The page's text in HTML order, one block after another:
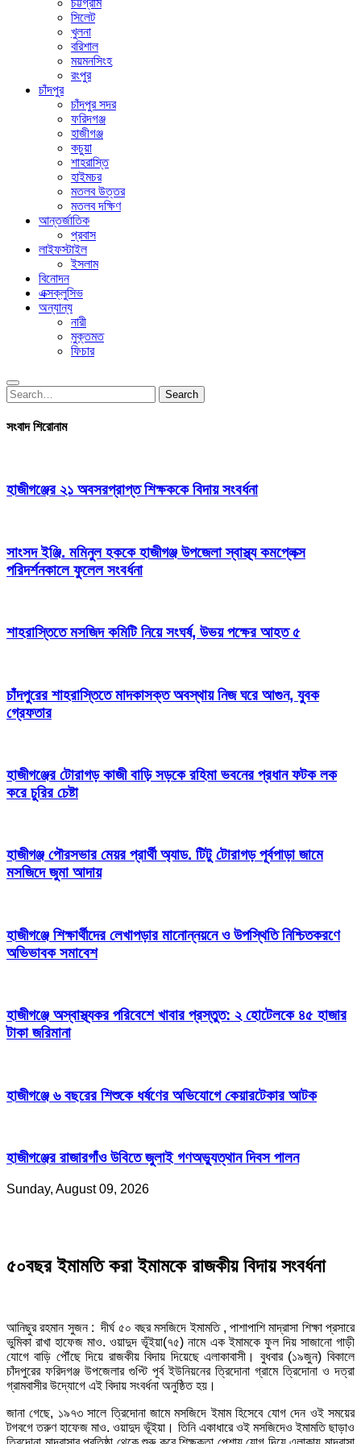
চট্টগ্রাম
সিলেট
খুলনা
বরিশাল
ময়মনসিংহ
রংপুর
চাঁদপুর
চাঁদপুর সদর
ফরিদগঞ্জ
হাজীগঞ্জ
কচুয়া
শাহরাস্তি
হাইমচর
মতলব উত্তর
মতলব দক্ষিণ
আন্তর্জাতিক
প্রবাস
লাইফস্টাইল
ইসলাম
বিনোদন
এক্সক্লুসিভ
অন্যান্য
নারী
মুক্তমত
ফিচার
Search
for:
Search
সংবাদ শিরোনাম
হাজীগঞ্জের ২১ অবসরপ্রাপ্ত শিক্ষককে বিদায় সংবর্ধনা
সাংসদ ইঞ্জি. মমিনুল হককে হাজীগঞ্জ উপজেলা স্বাস্থ্য কমপ্লেক্স
পরিদর্শনকালে ফুলেল সংবর্ধনা
শাহরাস্তিতে মসজিদ কমিটি নিয়ে সংঘর্ষ, উভয় পক্ষের আহত ৫
চাঁদপুরের শাহরাস্তিতে মাদকাসক্ত অবস্থায় নিজ ঘরে আগুন, যুবক
গ্রেফতার
হাজীগঞ্জের টোরাগড় কাজী বাড়ি সড়কে রহিমা ভবনের প্রধান ফটক লক
করে চুরির চেষ্টা
হাজীগঞ্জ পৌরসভার মেয়র প্রার্থী অ্যাড. টিটু টোরাগড় পূর্বপাড়া জামে
মসজিদে জুমা আদায়
হাজীগঞ্জে শিক্ষার্থীদের লেখাপড়ার মানোন্নয়নে ও উপস্থিতি নিশ্চিতকরণে
অভিভাবক সমাবেশ
হাজীগঞ্জে অস্বাস্থ্যকর পরিবেশে খাবার প্রস্তুত: ২ হোটেলকে ৪৫ হাজার
টাকা জরিমানা
হাজীগঞ্জে ৬ বছরের শিশুকে ধর্ষণের অভিযোগে কেয়ারটেকার আটক
হাজীগঞ্জের রাজারগাঁও উবিতে জুলাই গণঅভ্যুত্থান দিবস পালন
Sunday, August 09, 2026
৫০বছর ইমামতি করা ইমামকে রাজকীয় বিদায় সংবর্ধনা
আনিছুর রহমান সুজন : দীর্ঘ ৫০ বছর মসজিদে ইমামতি , পাশাপাশি মাদ্রাসা শিক্ষা প্রসারে
ভুমিকা রাখা হাফেজ মাও. ওয়াদুদ ভূঁইয়া(৭৫) নামে এক ইমামকে ফুল দিয় সাজানো গাড়ী
যোগে বাড়ি পৌঁছে দিয়ে রাজকীয় বিদায় দিয়েছে এলাকাবাসী। বুধবার (১৯জুন) বিকালে
চাঁদপুরের ফরিদগঞ্জ উপজেলার গুপ্টি পূর্ব ইউনিয়নের ত্রিদোনা গ্রামে ত্রিদোনা ও দত্রা
গ্রামবাসীর উদ্যোগে এই বিদায় সংবর্ধনা অনুষ্ঠিত হয়।
জানা গেছে, ১৯৭৩ সালে ত্রিদোনা জামে মসজিদে ইমাম হিসেবে যোগ দেন ওই সময়ের
টগবগে তরুণ হাফেজ মাও. ওয়াদুদ ভূঁইয়া। তিনি একাধারে ওই মসজিদেও ইমামতি ছাড়াও